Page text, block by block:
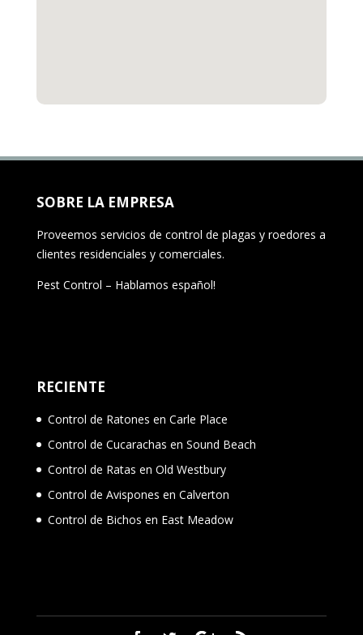
SOBRE LA EMPRESA
Proveemos servicios de control de plagas y roedores a
clientes residenciales y comerciales.
Pest Control – Hablamos español!
RECIENTE
Control de Ratones en Carle Place
Control de Cucarachas en Sound Beach
Control de Ratas en Old Westbury
Control de Avispones en Calverton
Control de Bichos en East Meadow